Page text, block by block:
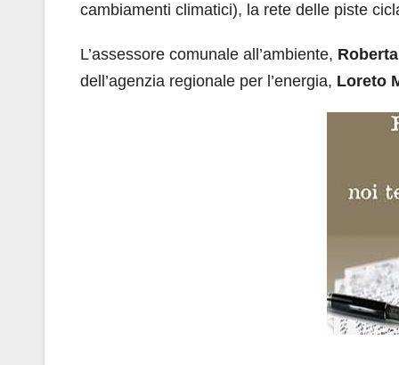
cambiamenti climatici), la rete delle piste
L’assessore comunale all’ambiente,
dell’agenzia regionale per l’energia, Loreto